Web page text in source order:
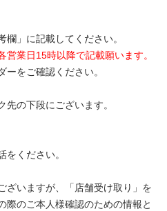
欄」に記載してください。
業日15時以降で記載願います。
をご確認ください。
の下段にございます。
ください。
ざいますが、「店舗受け取り」を
際のご本人様確認のための情報と